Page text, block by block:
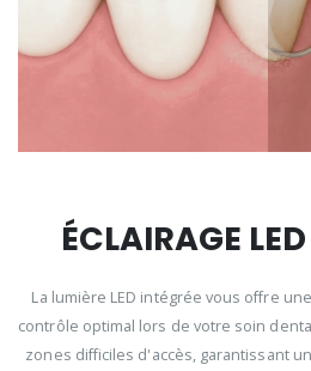
ÉCLAIRAGE
La lumière LED intégrée vous offre une
contrôle optimal lors de votre soin
zones difficiles d'accès, garantissant